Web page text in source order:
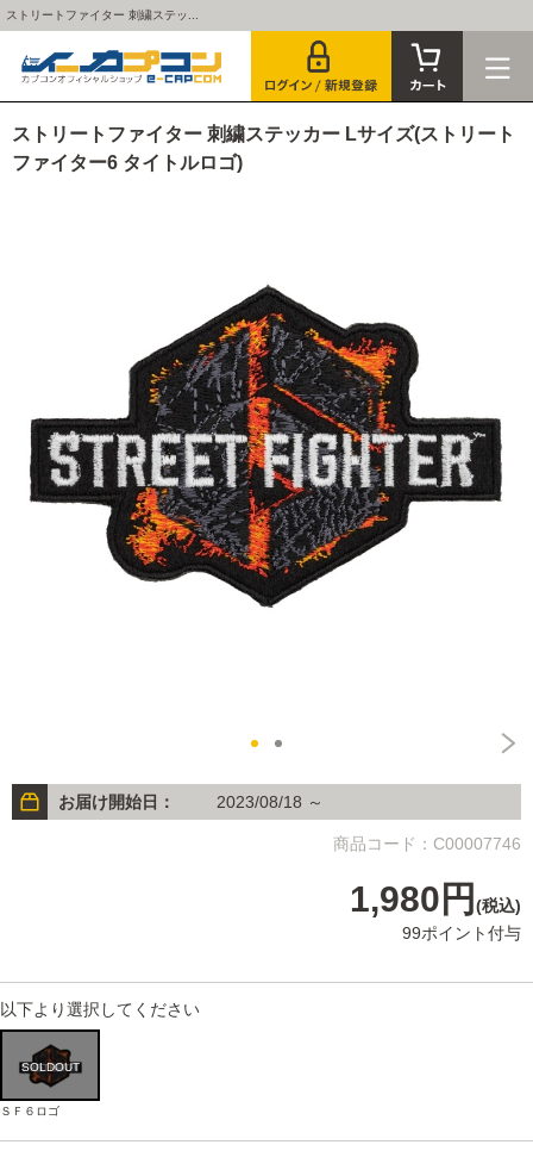
ストリートファイター 刺繍ステッ...
ストリートファイター 刺繍ステッカー Lサイズ(ストリート
ファイター6 タイトルロゴ)
お届け開始日： 2023/08/18 ～
商品コード：C00007746
1,980円 (税込)
99ポイント付与
以下より選択してください
ＳＦ６ロゴ